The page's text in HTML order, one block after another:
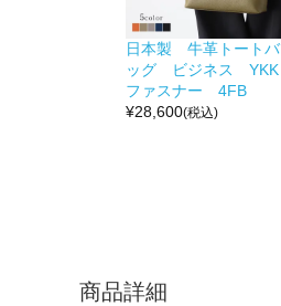
日本製 牛革トートバ
ッグ ビジネス YKK
ファスナー 4FB
¥28,600(税込)
商品詳細